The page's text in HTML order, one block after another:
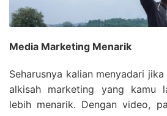
Media Marketing Menarik
Seharusnya kalian menyadari
alkisah marketing yang kamu
lebih menarik. Dengan video,